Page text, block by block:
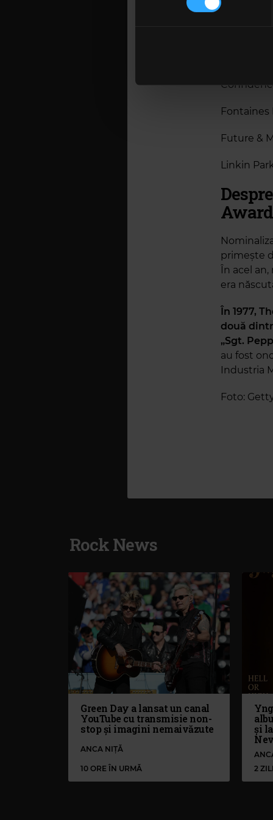
traficul. De asemenea, le
care folosiți site-ul nostru.
The Last
Fontaines
Future &
Linkin
primește
În acel
era
În 1977,
două
„Sgt.
au fost
Industria
Foto:
Rock News
Green Day a lansat un canal
YouTube cu transmisie non-
stop și imagini nemaivăzute
ANCA NIȚĂ
10 ORE ÎN URMĂ
și
2